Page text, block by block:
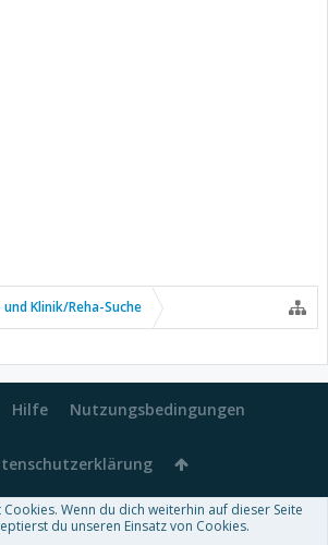
Klinik/Reha-Suche
Hilfe Nutzungsbedingungen
by XenForo™-Deutsch von xenDach
Wenn du dich weiterhin auf dieser Seite
du unseren Einsatz von Cookies.